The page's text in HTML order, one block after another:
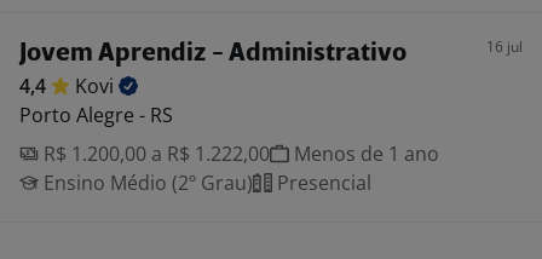
Jovem Aprendiz - Administrativo 16 jul
4,4
Kovi
Porto Alegre - RS
R$ 1.200,00 a R$ 1.222,00
Menos de 1 ano
Ensino Médio (2º Grau)
Presencial